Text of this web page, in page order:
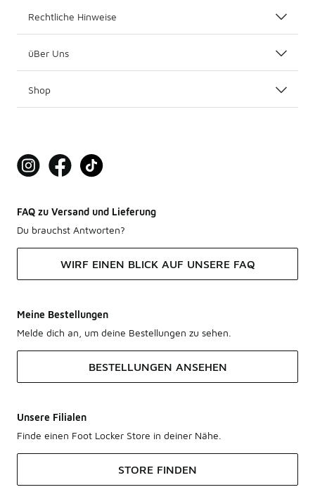
Rechtliche Hinweise
üBer Uns
Shop
FAQ zu Versand und Lieferung
Du brauchst Antworten?
WIRF EINEN BLICK AUF UNSERE FAQ
Meine Bestellungen
Melde dich an, um deine Bestellungen zu sehen.
BESTELLUNGEN ANSEHEN
Unsere Filialen
Finde einen Foot Locker Store in deiner Nähe.
STORE FINDEN